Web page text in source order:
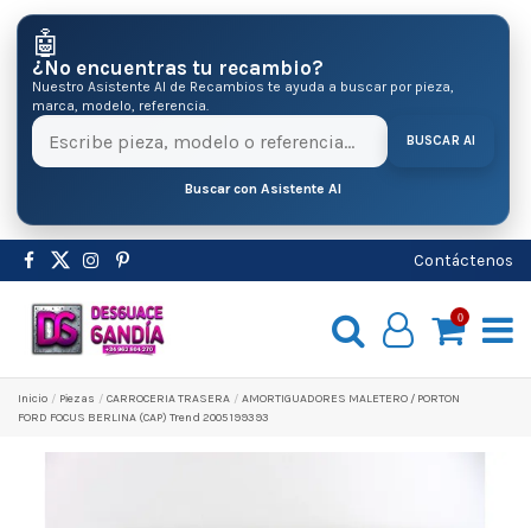
🤖
¿No encuentras tu recambio?
Nuestro Asistente AI de Recambios te ayuda a buscar por pieza,
marca, modelo, referencia.
BUSCAR AI
Buscar con Asistente AI
Contáctenos
0
Inicio Pіezas CARROCERIA TRASERA
AMORTIGUADORES MALETERO / PORTON
FORD FOCUS BERLINA (CAP) Trend 2005 199393